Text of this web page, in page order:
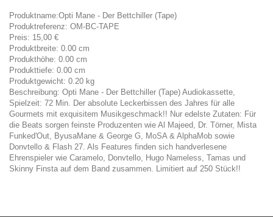
Produktname:Opti Mane - Der Bettchiller (Tape)
Produktreferenz: OM-BC-TAPE
Preis: 15,00 €
Produktbreite: 0.00 cm
Produkthöhe: 0.00 cm
Produkttiefe: 0.00 cm
Produktgewicht: 0.20 kg
Beschreibung: Opti Mane - Der Bettchiller (Tape) Audiokassette,
Spielzeit: 72 Min. Der absolute Leckerbissen des Jahres für alle
Gourmets mit exquisitem Musikgeschmack!! Nur edelste Zutaten: Für
die Beats sorgen feinste Produzenten wie Al Majeed, Dr. Törner, Mista
Funked'Out, ByusaMane & George G, MoSA & AlphaMob sowie
Donvtello & Flash 27. Als Features finden sich handverlesene
Ehrenspieler wie Caramelo, Donvtello, Hugo Nameless, Tamas und
Skinny Finsta auf dem Band zusammen. Limitiert auf 250 Stück!!